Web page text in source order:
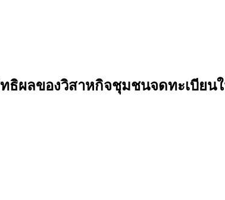
ธิผลของวิสาหกิจชุมชนจดทะเบียน